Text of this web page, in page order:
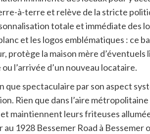
à-terre et relève de la stricte
totale et immédiate des
et les logos emblématiques : ce
protège la maison mère
l’arrivée d’un nouveau locataire.
spectaculaire par son aspect
Rien que dans l’aire
maintiennent leurs friteuses
1928 Bessemer Road à Bessemer